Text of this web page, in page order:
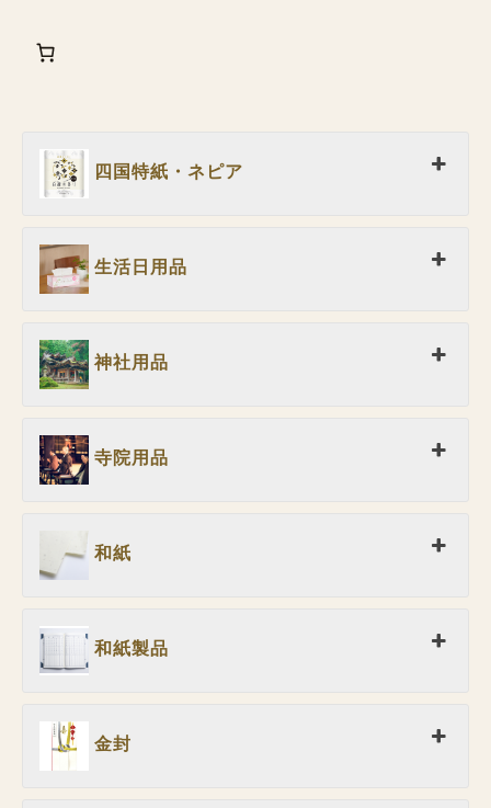
四国特紙・ネピア
生活日用品
神社用品
寺院用品
和紙
和紙製品
金封